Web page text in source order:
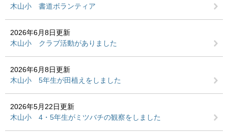
木山小 書道ボランティア
2026年6月8日更新
木山小 クラブ活動がありました
2026年6月8日更新
木山小 5年生が田植えをしました
2026年5月22日更新
木山小 4・5年生がミツバチの観察をしました